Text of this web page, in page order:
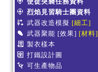
烈焰見習騎士團資料
武器改造模擬 [細工]
武器聚能 [效果] [材料]
製衣樣本
打鐵設計圖
可生產物品